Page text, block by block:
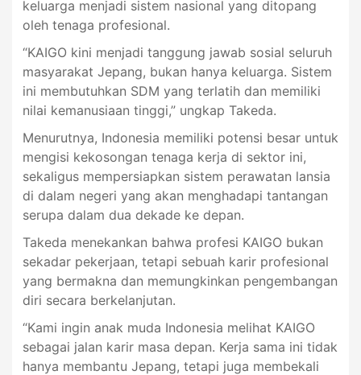
keluarga menjadi sistem nasional yang ditopang
oleh tenaga profesional.
“KAIGO kini menjadi tanggung jawab sosial seluruh
masyarakat Jepang, bukan hanya keluarga. Sistem
ini membutuhkan SDM yang terlatih dan memiliki
nilai kemanusiaan tinggi,” ungkap Takeda.
Menurutnya, Indonesia memiliki potensi besar untuk
mengisi kekosongan tenaga kerja di sektor ini,
sekaligus mempersiapkan sistem perawatan lansia
di dalam negeri yang akan menghadapi tantangan
serupa dalam dua dekade ke depan.
Takeda menekankan bahwa profesi KAIGO bukan
sekadar pekerjaan, tetapi sebuah karir profesional
yang bermakna dan memungkinkan pengembangan
diri secara berkelanjutan.
“Kami ingin anak muda Indonesia melihat KAIGO
sebagai jalan karir masa depan. Kerja sama ini tidak
hanya membantu Jepang, tetapi juga membekali